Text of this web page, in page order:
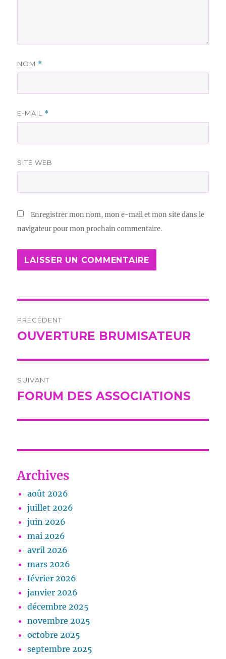
NOM *
E-MAIL *
SITE WEB
Enregistrer mon nom, mon e-mail et mon site dans le
navigateur pour mon prochain commentaire.
de
PRÉCÉDENT
Publication
OUVERTURE BRUMISATEUR
SUIVANT
Publication
FORUM DES ASSOCIATIONS
Archives
août 2026
juillet 2026
juin 2026
mai 2026
avril 2026
mars 2026
février 2026
janvier 2026
décembre 2025
novembre 2025
octobre 2025
septembre 2025